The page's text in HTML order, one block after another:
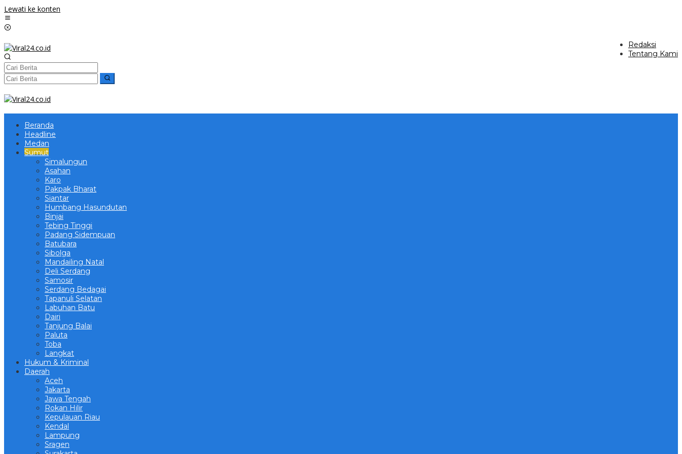
Lewati ke konten
Redaksi
Tentang Kami
Beranda
Headline
Medan
Sumut
Simalungun
Asahan
Karo
Pakpak Bharat
Siantar
Humbang Hasundutan
Binjai
Tebing Tinggi
Padang Sidempuan
Batubara
Sibolga
Mandailing Natal
Deli Serdang
Samosir
Serdang Bedagai
Tapanuli Selatan
Labuhan Batu
Dairi
Tanjung Balai
Paluta
Toba
Langkat
Hukum & Kriminal
Daerah
Aceh
Jakarta
Jawa Tengah
Rokan Hilir
Kepulauan Riau
Kendal
Lampung
Sragen